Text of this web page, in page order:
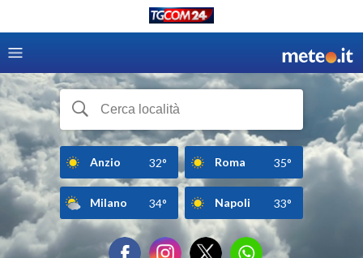
Anzio 32° Roma 35°
Milano 34° Napoli 33°